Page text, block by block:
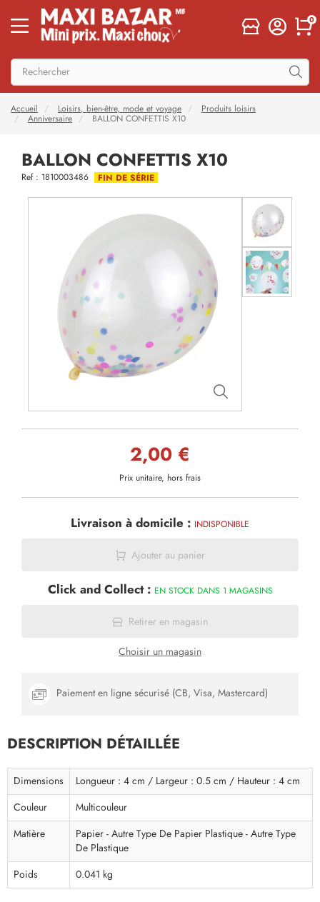
0
Accueil Loisirs, bien-être, mode et voyage
Produits loisirs
Anniversaire
BALLON CONFETTIS X10
BALLON CONFETTIS X10
Ref : 1810003486 FIN DE SÉRIE
2,00 €
Prix unitaire, hors frais
Livraison à domicile : INDISPONIBLE
Ajouter au panier
Click and Collect : EN STOCK DANS 1 MAGASINS
Retirer en magasin
Choisir un magasin
Paiement en ligne sécurisé (CB, Visa, Mastercard)
DESCRIPTION DÉTAILLÉE
Dimensions
Longueur : 4 cm / Largeur : 0.5 cm / Hauteur : 4 cm
Couleur
Multicouleur
Matière
Papier - Autre Type De Papier Plastique - Autre Type
De Plastique
Poids
0.041 kg